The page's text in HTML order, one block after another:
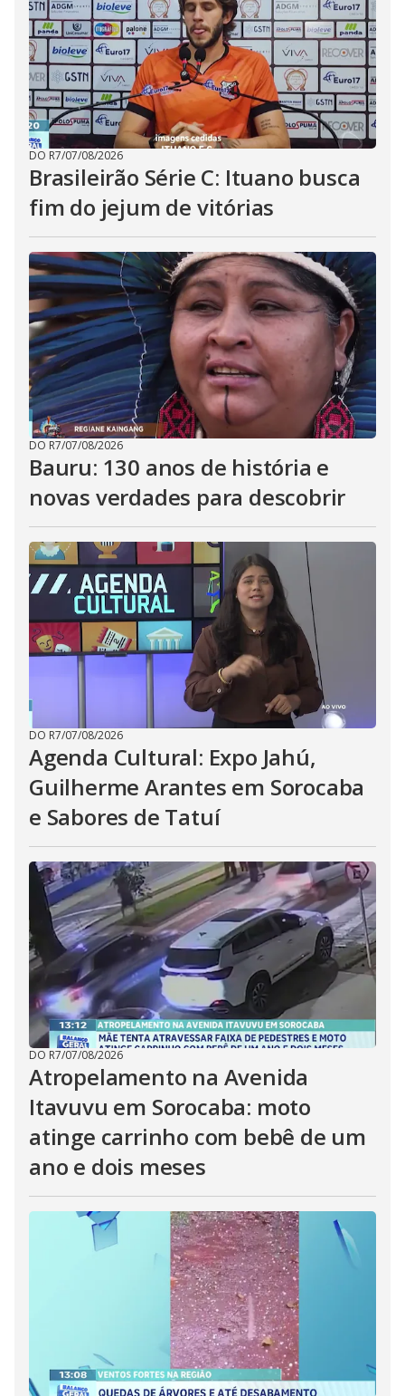
DO R7/07/08/2026
Brasileirão Série C: Ituano busca
fim do jejum de vitórias
DO R7/07/08/2026
Bauru: 130 anos de história e
novas verdades para descobrir
DO R7/07/08/2026
Agenda Cultural: Expo Jahú,
Guilherme Arantes em Sorocaba
e Sabores de Tatuí
DO R7/07/08/2026
Atropelamento na Avenida
Itavuvu em Sorocaba: moto
atinge carrinho com bebê de um
ano e dois meses